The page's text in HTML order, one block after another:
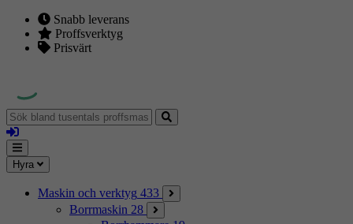
Snabb leverans
Proffsverktyg
Prisvärt
Sök
bland
tusentals
proffsmaskiner
Logga
in
Mina
sidor
Meny
Hyra
Maskin och verktyg 433
Borrmaskin 28